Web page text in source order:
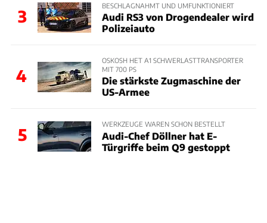
3
BESCHLAGNAHMT UND UMFUNKTIONIERT
Audi RS3 von Drogendealer wird
Polizeiauto
4
OSKOSH HET A1 SCHWERLASTTRANSPORTER
MIT 700 PS
Die stärkste Zugmaschine der
US-Armee
5
WERKZEUGE WAREN SCHON BESTELLT
Audi-Chef Döllner hat E-
Türgriffe beim Q9 gestoppt